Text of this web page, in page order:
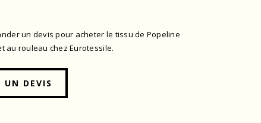
un devis pour acheter le tissu de Popeline
au rouleau chez Eurotessile.
UN DEVIS